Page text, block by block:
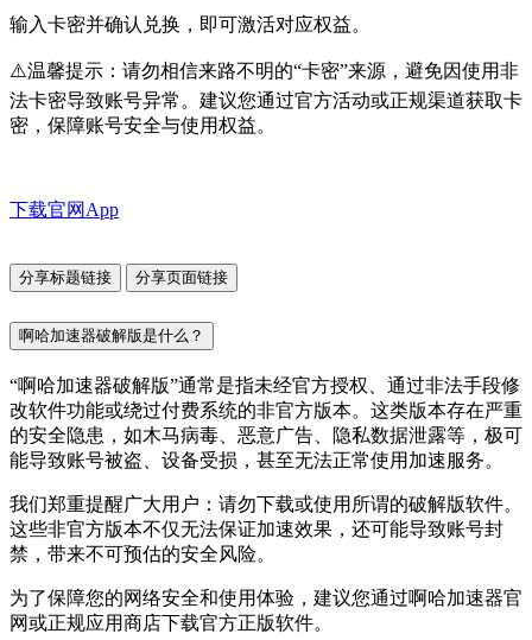
输入卡密并确认兑换，即可激活对应权益。
⚠️温馨提示：请勿相信来路不明的“卡密”来源，避免因使用非
法卡密导致账号异常。建议您通过官方活动或正规渠道获取卡
密，保障账号安全与使用权益。
下载官网App
分享标题链接 分享页面链接
啊哈加速器破解版是什么？
“啊哈加速器破解版”通常是指未经官方授权、通过非法手段修
改软件功能或绕过付费系统的非官方版本。这类版本存在严重
的安全隐患，如木马病毒、恶意广告、隐私数据泄露等，极可
能导致账号被盗、设备受损，甚至无法正常使用加速服务。
我们郑重提醒广大用户：请勿下载或使用所谓的破解版软件。
这些非官方版本不仅无法保证加速效果，还可能导致账号封
禁，带来不可预估的安全风险。
为了保障您的网络安全和使用体验，建议您通过啊哈加速器官
网或正规应用商店下载官方正版软件。